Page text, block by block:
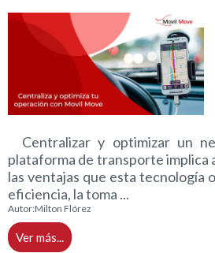
Centralizar y optimizar un
plataforma de transporte implica
las ventajas que esta tecnología
eficiencia, la toma ...
Autor:Milton Flórez
Ver más...